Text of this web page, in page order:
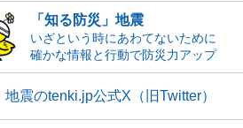
「知る防災」地震
いざという時にあわてないために
確かな情報と行動で防災力アップ
地震のtenki.jp公式X（旧Twitter）